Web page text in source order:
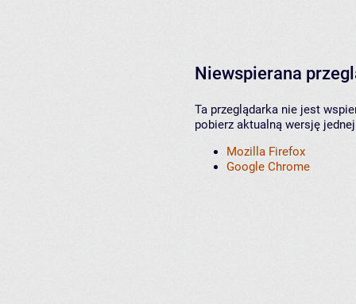
Niewspierana
Ta przeglądarka nie jest
pobierz aktualną wersję
Mozilla Firefox
Google Chrome